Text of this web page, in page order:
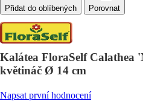
Porovnat
Kalátea FloraSelf Calathea
květináč Ø 14 cm
Napsat první hodnocení